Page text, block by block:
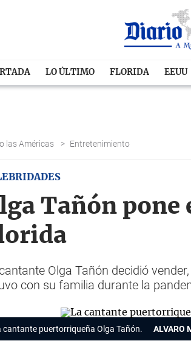
LO ÚLTIMO FLORIDA EEUU
las Américas > Entretenimiento
Tañón pone
Olga Tañón decidió
con su familia durante la
cantante puertorriqueña Olga Tañón. ALVARO